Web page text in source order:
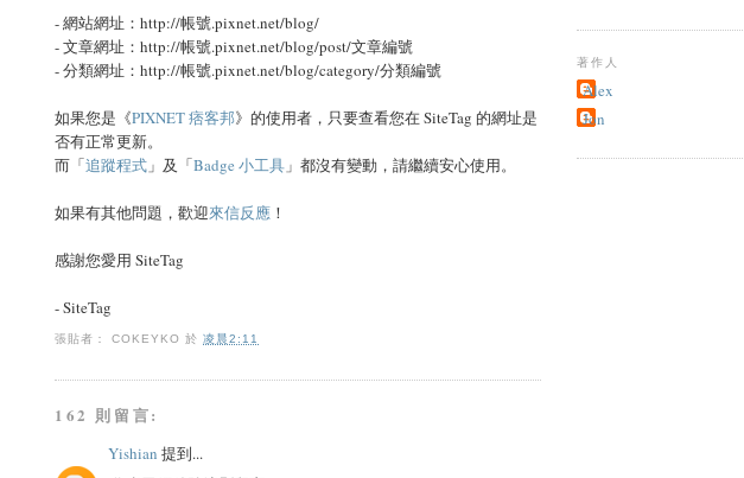
- 網站網址：http://帳號.pixnet.net/blog/
- 文章網址：http://帳號.pixnet.net/blog/post/文章編號
- 分類網址：http://帳號.pixnet.net/blog/category/分類編號
如果您是《PIXNET 痞客邦》的使用者，只要查看您在 SiteTag 的網址是
否有正常更新。
而「追蹤程式 」及「Badge 小工具 」都沒有變動，請繼續安心使用。
如果有其他問題，歡迎來信反應 ！
感謝您愛用 SiteTag
- SiteTag
張貼者：COKEYKO 於凌晨2:11
162 則留言:
Yishian 提到...
著作人
Alex
Jon